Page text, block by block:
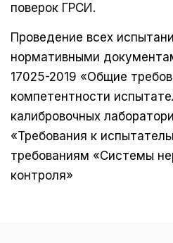
поверок ГРСИ.
Проведение всех
нормативными
17025-2019 «Общие
компетентности
калибровочных
«Требования к
требованиям «Системы
контроля»